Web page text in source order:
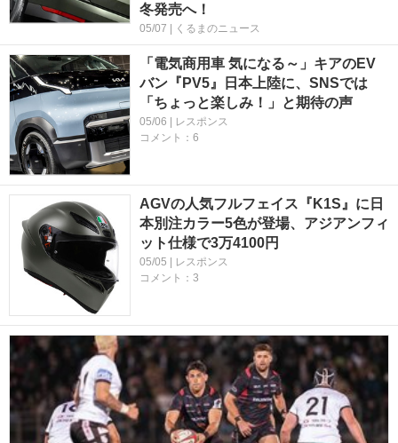
冬発売へ！
05/07 | くるまのニュース
「電気商用車 気になる～」キアのEV
バン『PV5』日本上陸に、SNSでは
「ちょっと楽しみ！」と期待の声
05/06 | レスポンス
コメント：6
AGVの人気フルフェイス『K1S』に日
本別注カラー5色が登場、アジアンフィ
ット仕様で3万4100円
05/05 | レスポンス
コメント：3